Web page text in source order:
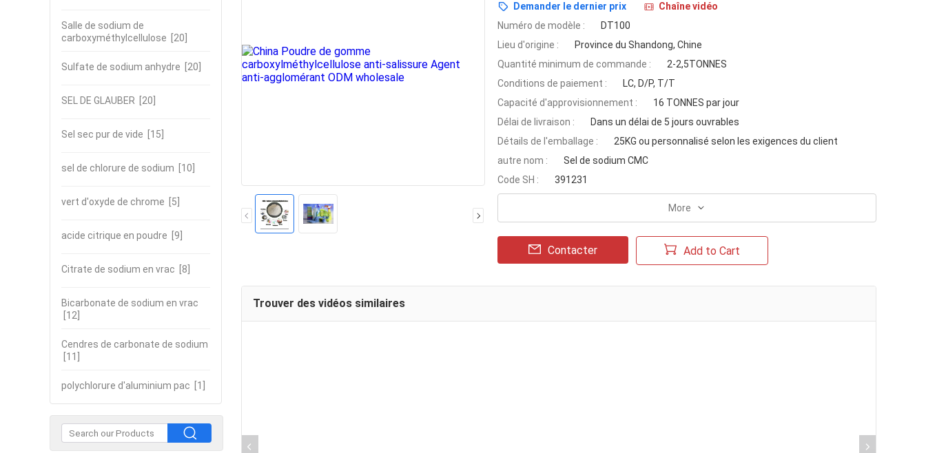
Salle de sodium de
carboxyméthylcellulose [20]
Sulfate de sodium anhydre [20]
SEL DE GLAUBER [20]
Sel sec pur de vide [15]
sel de chlorure de sodium [10]
vert d'oxyde de chrome [5]
acide citrique en poudre [9]
Citrate de sodium en vrac [8]
Bicarbonate de sodium en vrac
[12]
Cendres de carbonate de sodium
[11]
polychlorure d'aluminium pac [1]
Demander le dernier prix
Chaîne vidéo
Numéro de modèle :
DT100
Lieu d'origine :
Province du Shandong, Chine
Quantité minimum de commande :
2-2,5TONNES
Conditions de paiement :
LC, D/P, T/T
Capacité d'approvisionnement :
16 TONNES par jour
Délai de livraison :
Dans un délai de 5 jours ouvrables
Détails de l'emballage :
25KG ou personnalisé selon les exigences du client
autre nom :
Sel de sodium CMC
Code SH :
391231
More
Contacter Add to Cart
Trouver des vidéos similaires